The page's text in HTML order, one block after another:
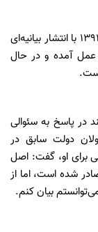
به گزارش ایسنا، دادستانی تهران روز شنبه ۱۴ دی ۱۳۹۲ با انتشار بیانیه‌ای
عمل آمده و در حال
نیز در نشست خبری 12 اسفند در پاسخ به سئوالی
دولت سابق در
25 یا 29 عنوان اتهامی برای او، گفت: اصل
شده است، اما از
بیان کنم.